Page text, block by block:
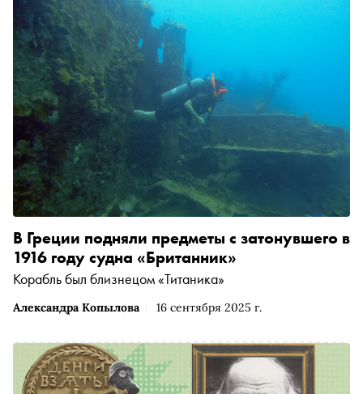
Александра Копылова 16 сентября 2025 г.
В Греции подняли предметы с затонувшего в
1916 году судна «Британник»
Корабль был близнецом «Титаника»